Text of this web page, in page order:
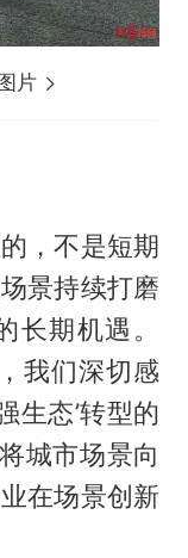
片
，不是短期
景持续打磨
长期机遇。
我们深切感
生态’转型的
城市场景向
在场景创新